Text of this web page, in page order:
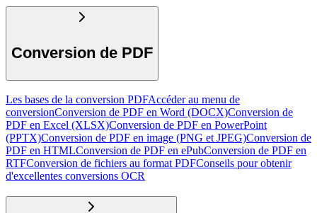
Conversion de PDF
Les bases de la conversion PDFAccéder au menu de
conversionConversion de PDF en Word (DOCX)Conversion de
PDF en Excel (XLSX)Conversion de PDF en PowerPoint
(PPTX)Conversion de PDF en image (PNG et JPEG)Conversion de
PDF en HTMLConversion de PDF en ePubConversion de PDF en
RTFConversion de fichiers au format PDFConseils pour obtenir
d'excellentes conversions OCR